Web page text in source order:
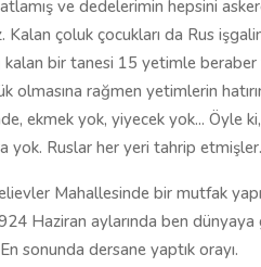
ve dedelerimin hepsini
çoluk çocukları da Rus
bir tanesi 15 yetimle
rağmen yetimlerin
ekmek yok, yiyecek yok... Öyle
yok. Ruslar her yeri tahrip etmişler.
Mahallesinde bir mutfak
Haziran aylarında ben dünyaya
sonunda dersane yaptık orayı.